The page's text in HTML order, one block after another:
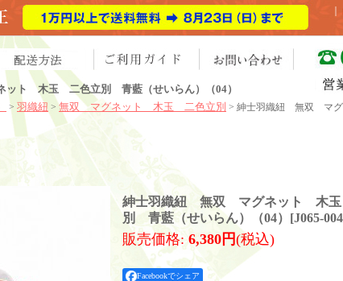
ト 木玉 二色立別 青藍（せいらん）（04）
> 羽織紐 > 無双 マグネット 木玉 二色立別 > 紳士羽織紐 無双 マ
紳士羽織紐 無双 マグネット 木
別 青藍（せいらん）（04） [J065-004
販売価格: 6,380円(税込)
Facebookでシェア